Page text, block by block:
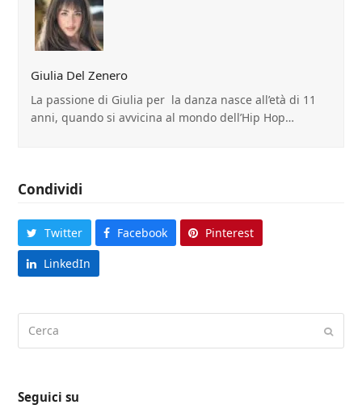
Giulia Del Zenero
La passione di Giulia per la danza nasce all’età di 11
anni, quando si avvicina al mondo dell’Hip Hop…
Condividi
Twitter Facebook
Pinterest
LinkedIn
Seguici su